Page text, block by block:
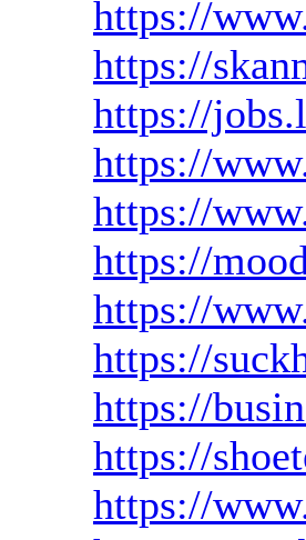
https://
https://
https://
https://
https://
https://
https://
https://
https://
https://
https://